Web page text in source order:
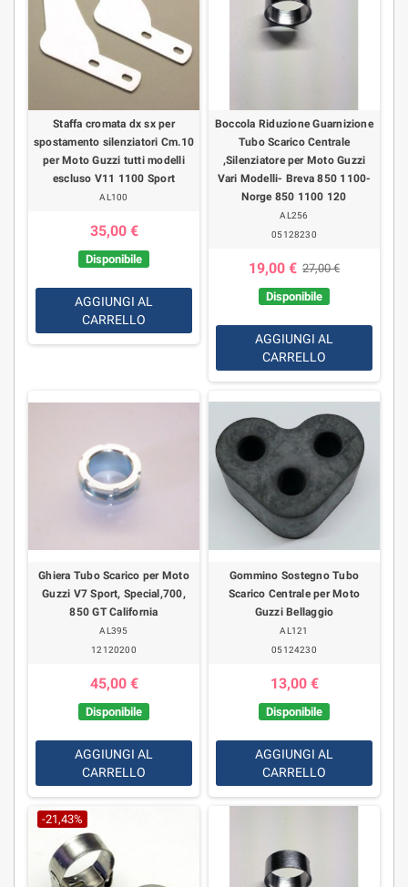
Staffa cromata dx sx per
spostamento silenziatori Cm.10
per Moto Guzzi tutti modelli
escluso V11 1100 Sport
AL100
35,00 €
Disponibile
AGGIUNGI AL
CARRELLO
Boccola Riduzione Guarnizione
Tubo Scarico Centrale
,Silenziatore per Moto Guzzi
Vari Modelli- Breva 850 1100-
Norge 850 1100 120
AL256
05128230
19,00 € 27,00 €
Disponibile
AGGIUNGI AL
CARRELLO
Ghiera Tubo Scarico per Moto
Guzzi V7 Sport, Special,700,
850 GT California
AL395
12120200
45,00 €
Disponibile
AGGIUNGI AL
CARRELLO
Gommino Sostegno Tubo
Scarico Centrale per Moto
Guzzi Bellaggio
AL121
05124230
13,00 €
Disponibile
AGGIUNGI AL
CARRELLO
-21,43%